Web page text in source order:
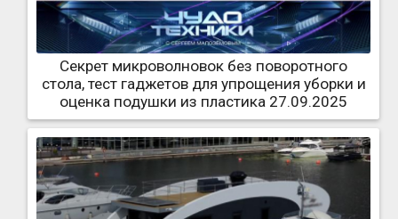
Секрет микроволновок без поворотного
стола, тест гаджетов для упрощения уборки и
оценка подушки из пластика 27.09.2025